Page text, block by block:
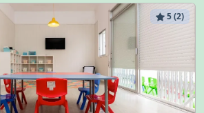
5 (2)